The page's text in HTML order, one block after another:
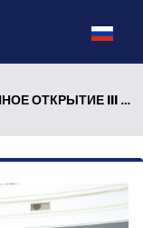
«МЕЖДУНАРОДНЫЕ ОТНОШЕНИЯ: КУЛЬТУРА МИРНОГО ДИАЛОГА»